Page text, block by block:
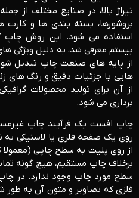
تیراژ بالا، در صنایع مختلف از
بروشورها، بسته‌ بندی ‌ها و کارت
استفاده می‌ شود. این روش چاپ
بیستم معرفی شد، به دلیل ویژگی
از پایه ‌های صنعت چاپ تبدیل
‌هایی با جزئیات دقیق و رنگ ‌های
از آن برای تولید محصولات
برداری می ‌شود.
چاپ افست یک فرآیند چاپ
روی یک صفحه فلزی یا لاستیکی
از روی پلیت به سطح چاپی
برخلاف چاپ مستقیم، هیچ‌ گونه
سطح مورد چاپ وجود ندارد. در
فلزی که تصاویر و متون آن به ‌طور